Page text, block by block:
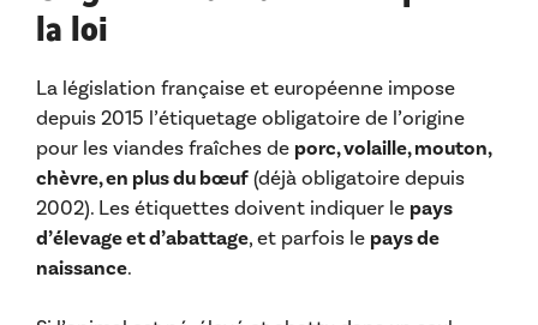
la loi
La législation française et européenne impose
depuis 2015 l’étiquetage obligatoire de l’origine
pour les viandes fraîches de porc, volaille, mouton,
chèvre, en plus du bœuf (déjà obligatoire depuis
2002). Les étiquettes doivent indiquer le pays
d’élevage et d’abattage, et parfois le pays de
naissance.